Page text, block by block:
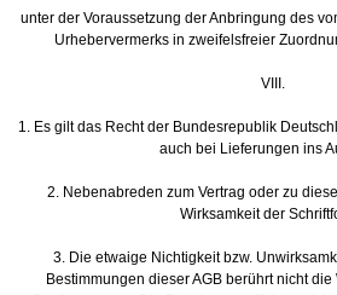
unter der Voraussetzung der Anbringung des
Urhebervermerks in zweifelsfreier
VIII.
1. Es gilt das Recht der Bundesrepublik
auch bei Lieferungen ins
2. Nebenabreden zum Vertrag oder zu
Wirksamkeit der
3. Die etwaige Nichtigkeit bzw.
Bestimmungen dieser AGB berührt nicht